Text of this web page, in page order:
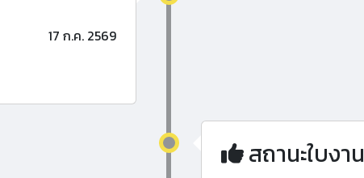
17 ก.ค. 2569
สถานะใบงาน